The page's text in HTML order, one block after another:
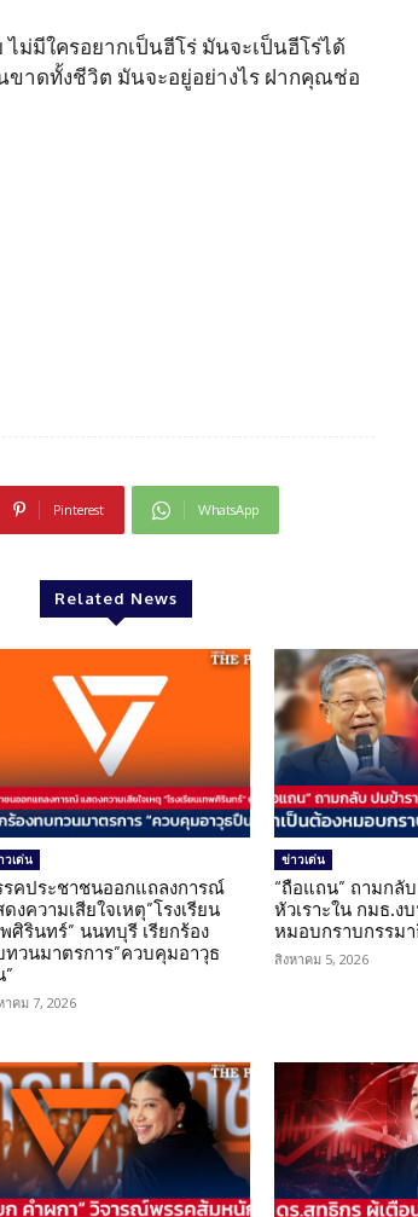
ม่มีใครอยากเป็นฮีโร่ มันจะเป็นฮีโร่ได้
าดทั้งชีวิต มันจะอยู่อย่างไร ฝากคุณช่อ
Pinterest WhatsApp
Related News
วเด่น
คประชาชนออกแถลงการณ์
งความเสียใจเหตุ”โรงเรียน
ศิรินทร์” นนทบุรี เรียกร้อง
วนมาตรการ”ควบคุมอาวุธ
าคม 7, 2026
ข่าวเด่น
“ถือแถน” ถามกลั
หัวเราะใน กมธ.ง
หมอบกราบกรรมา
สิงหาคม 5, 2026